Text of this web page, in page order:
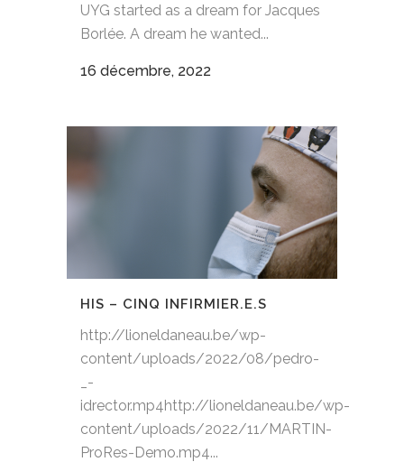
UYG started as a dream for Jacques
Borlée. A dream he wanted...
16 décembre, 2022
HIS – CINQ INFIRMIER.E.S
http://lioneldaneau.be/wp-
content/uploads/2022/08/pedro-
_-
idrector.mp4http://lioneldaneau.be/wp-
content/uploads/2022/11/MARTIN-
ProRes-Demo.mp4...